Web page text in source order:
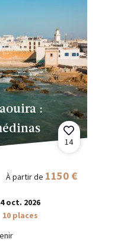
:
14
À partir de 1150 €
4 oct. 2026
10 places